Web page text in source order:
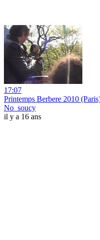
17:07
Printemps Berbere 2010
No_soucy
il y a 16 ans